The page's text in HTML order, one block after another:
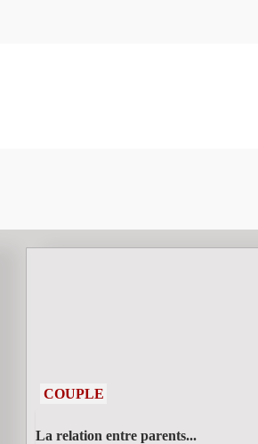
COUPLE
La relation entre parents...